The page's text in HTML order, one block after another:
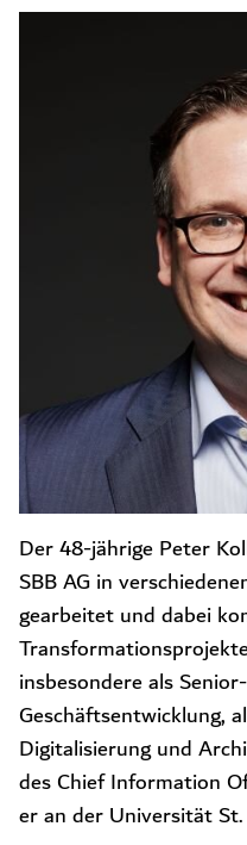
Der 48-jährige Peter
SBB AG in
gearbeitet und dabei
insbesondere als
Geschäftsentwicklung,
Digitalisierung und
des Chief Information
er an der Universität St.